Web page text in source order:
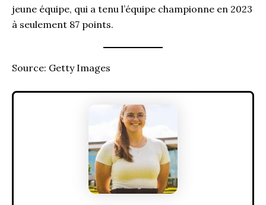
jeune équipe, qui a tenu l’équipe championne en 2023
à seulement 87 points.
Source: Getty Images